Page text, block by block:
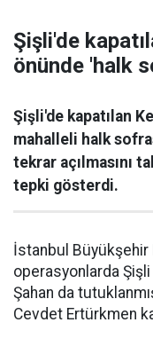
Şişli'de
önünde 'halk
Şişli'de kapatılan
mahalleli halk
tekrar açılmasını
tepki gösterdi.
İstanbul Büyükşehir
operasyonlarda Şişli
Şahan da
Cevdet Ertürkmen